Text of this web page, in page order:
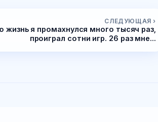
СЛЕДУЮЩАЯ ›
жизнь я промахнулся много тысяч раз,
проиграл сотни игр. 26 раз мне...